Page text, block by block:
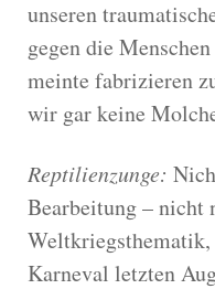
unseren
gegen die
meinte fabrizieren
wir gar keine
Reptilienzunge:
Bearbeitung – nicht
Karneval letzten